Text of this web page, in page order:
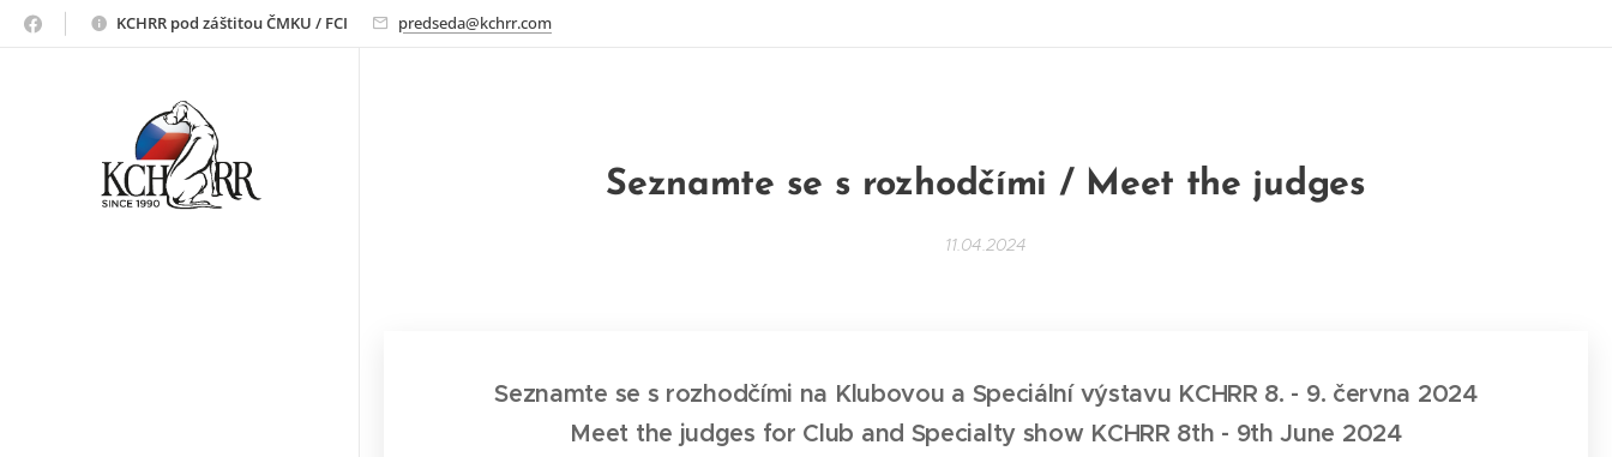
ridgeback
KCHRR pod záštitou ČMKU / FCI predseda@kchrr.com
Seznamte se s rozhodčími / Meet the judges
11.04.2024
Seznamte se s rozhodčími na Klubovou a Speciální výstavu KCHRR 8. - 9. června 2024
Meet the judges for Club and Specialty show KCHRR 8th - 9th June 2024